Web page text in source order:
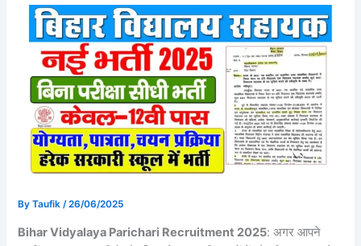
ByTaufik/26/06/2025
Bihar Vidyalaya Parichari Recruitment 2025: अगर आपने